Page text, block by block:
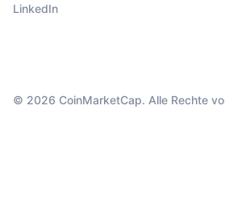
LinkedIn
© 2026 CoinMarketCap. Alle Rechte